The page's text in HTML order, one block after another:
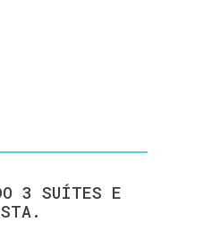
3 SUÍTES E